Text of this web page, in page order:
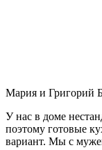
Мария и Григорий
У нас в доме
поэтому готовые
вариант. Мы с